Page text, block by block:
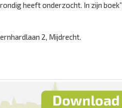
heeft onderzocht. In zijn boek”
2, Mijdrecht.